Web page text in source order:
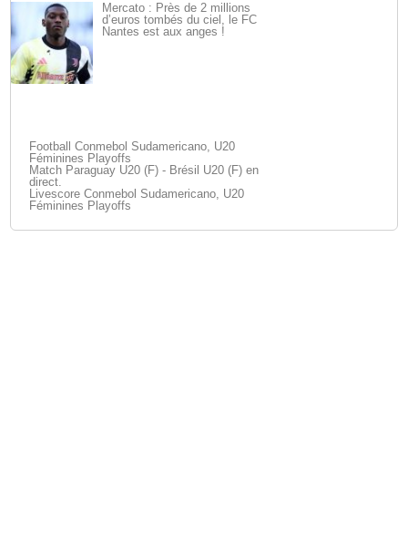
Mercato : Près de 2 millions
d’euros tombés du ciel, le FC
Nantes est aux anges !
Football Conmebol Sudamericano, U20
Féminines Playoffs
Match Paraguay U20 (F) - Brésil U20 (F) en
direct.
Livescore Conmebol Sudamericano, U20
Féminines Playoffs